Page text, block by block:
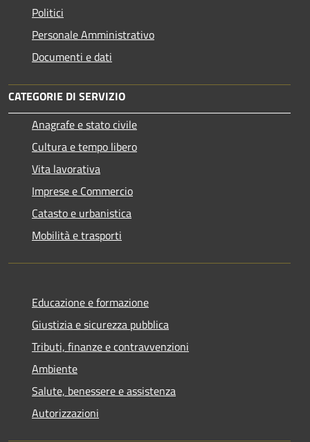
Politici
Personale Amministrativo
Documenti e dati
CATEGORIE DI SERVIZIO
Anagrafe e stato civile
Cultura e tempo libero
Vita lavorativa
Imprese e Commercio
Catasto e urbanistica
Mobilità e trasporti
Educazione e formazione
Giustizia e sicurezza pubblica
Tributi, finanze e contravvenzioni
Ambiente
Salute, benessere e assistenza
Autorizzazioni